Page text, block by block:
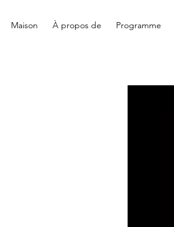
Maison À propos de Programme